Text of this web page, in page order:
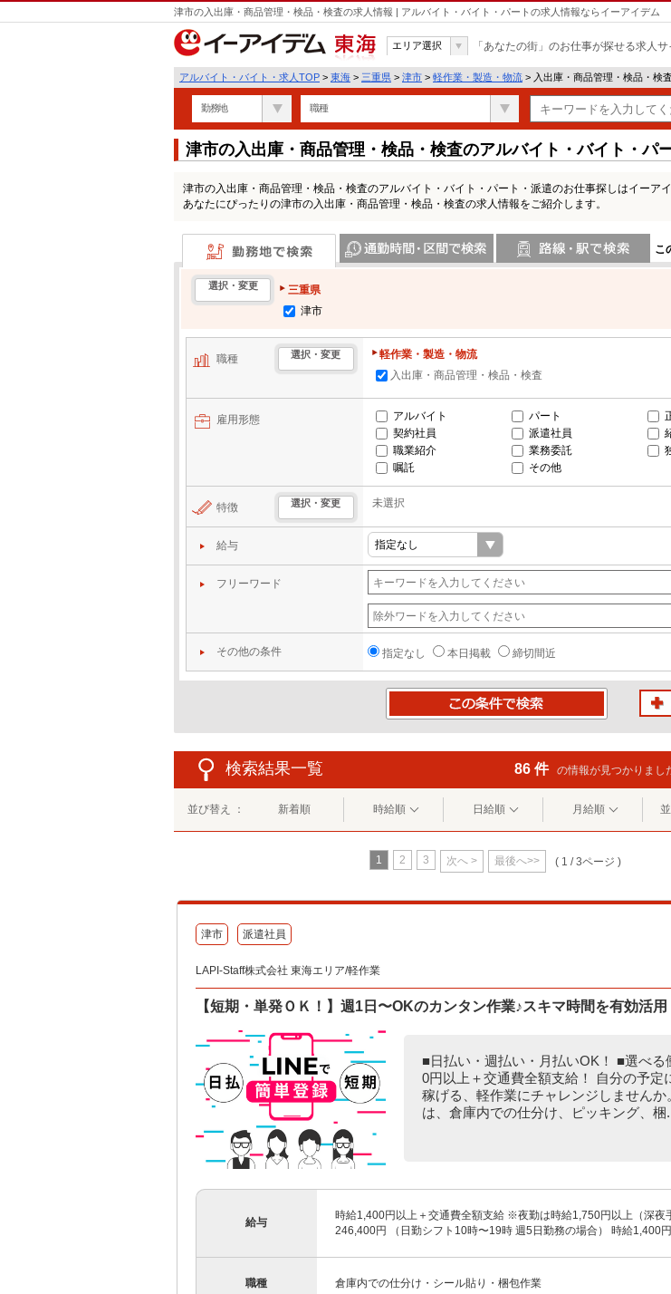
津市の入出庫・商品管理・検品・検査の求人情報 | アルバイト・バイト・パートの求人情報ならイーアイデム
東海
エリア選択 「あなたの街」のお仕事が探せる求人サ
アルバイト・バイト・求人TOP > 東海 > 三重県 > 津市 > 軽作業・製造・物流 > 入出庫・商品管理・検品・検
勤務地 職種
津市の入出庫・商品管理・検品・検査のアルバイト・バイト・パ
津市の入出庫・商品管理・検品・検査のアルバイト・バイト・パート・派遣のお仕事探しはイーアイ
あなたにぴったりの津市の入出庫・商品管理・検品・検査の求人情報をご紹介します。
こ
勤務地で検索
選択・変更
三重県
津市
職種 選択・変更
軽作業・製造・物流
入出庫・商品管理・検品・検査
雇用形態 アルバイト パート
契約社員
派遣社員
職業紹介
業務委託
嘱託
その他
特徴 選択・変更 未選択
給与
フリーワード
その他の条件 指定なし 本日掲載 締切間近
検索結果一覧 86 件 の情報が見つかりまし
並び替え ： 新着順 時給順 日給順 月給順
1 2 3 次へ > 最後へ>> ( 1 / 3ページ )
津市 派遣社員
LAPI-Staff株式会社 東海エリア/軽作業
【短期・単発ＯＫ！】週1日〜OKのカンタン作業♪スキマ時間を有効活
■日払い・週払い・月払いOK！ ■選べる
0円以上＋交通費全額支給！ 自分の予定
稼げる、軽作業にチャレンジしませんか
は、倉庫内での仕分け、ピッキング、梱
給与
時給1,400円以上＋交通費全額支給 ※夜勤は時給1,750円以上（深
246,400円 （日勤シフト10時〜19時 週5日勤務の場合） 時給1,400
職種 倉庫内での仕分け・シール貼り・梱包作業